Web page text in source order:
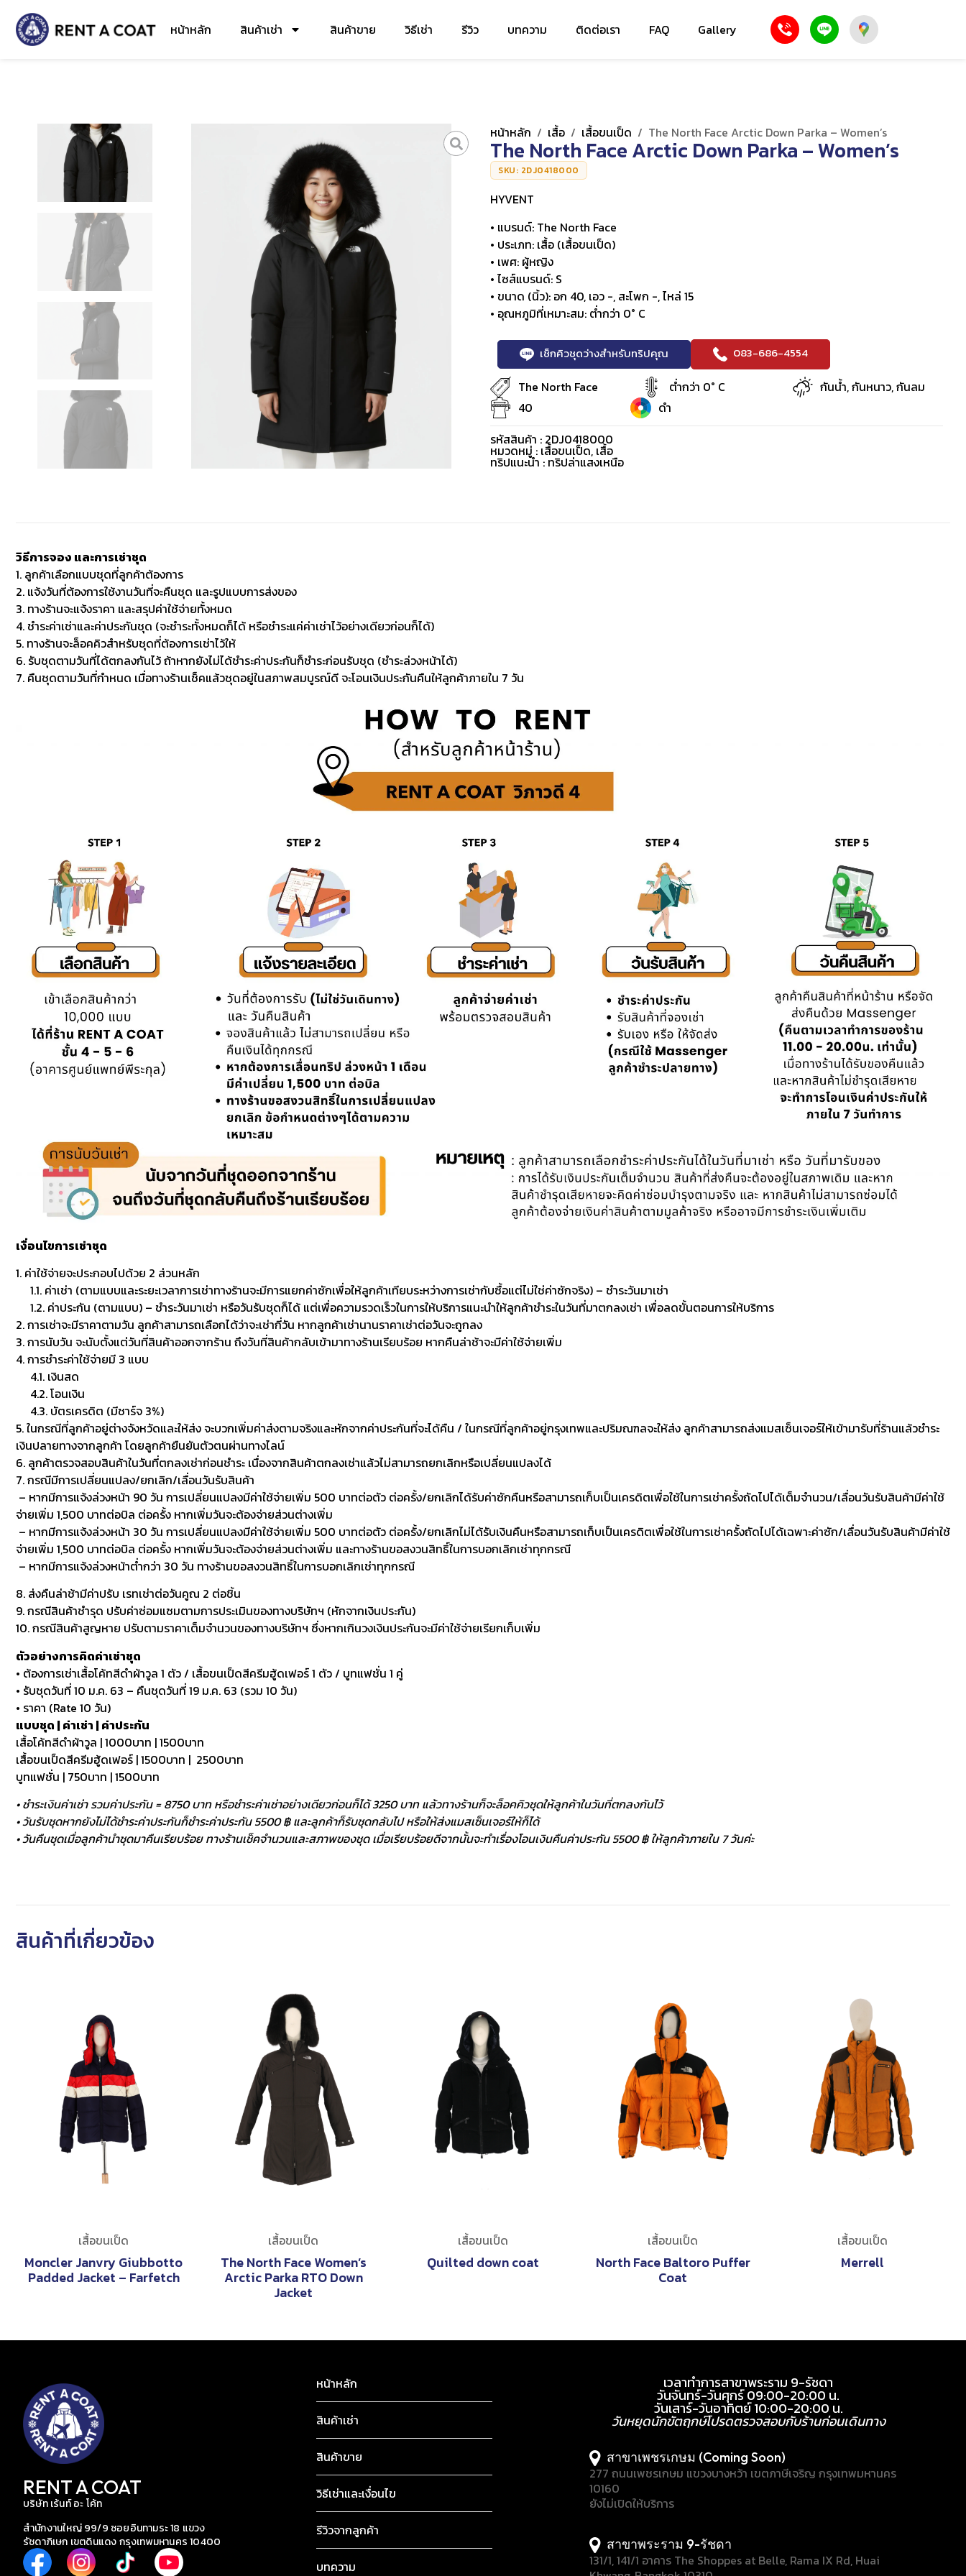
หน้าหลัก สินค้าเช่า สินค้าขาย วิธีเช่า รีวิว บทความ ติดต่อเรา FAQ Gallery
หน้าหลัก / เสื้อ / เสื้อขนเป็ด / The North Face Arctic Down Parka – Women’s
The North Face Arctic Down Parka – Women’s
SKU: 2DJ0418000
HYVENT
• แบรนด์: The North Face
• ประเภท: เสื้อ (เสื้อขนเป็ด)
• เพศ: ผู้หญิง
• ไซส์แบรนด์: S
• ขนาด (นิ้ว): อก 40, เอว -, สะโพก -, ไหล่ 15
• อุณหภูมิที่เหมาะสม: ต่ำกว่า 0° C
เช็กคิวชุดว่างสำหรับทริปคุณ 083-686-4554
The North Face ต่ำกว่า 0° C
กันน้ำ, กันหนาว, กันลม
40
ดำ
รหัสสินค้า : 2DJ0418000
หมวดหมู่ : เสื้อขนเป็ด, เสื้อ
ทริปแนะนำ : ทริปล่าแสงเหนือ
วิธีการจอง และการเช่าชุด
1. ลูกค้าเลือกแบบชุดที่ลูกค้าต้องการ
2. แจ้งวันที่ต้องการใช้งานวันที่จะคืนชุด และรูปแบบการส่งของ
3. ทางร้านจะแจ้งราคา และสรุปค่าใช้จ่ายทั้งหมด
4. ชำระค่าเช่าและค่าประกันชุด (จะชำระทั้งหมดก็ได้ หรือชำระแค่ค่าเช่าไว้อย่างเดียวก่อนก็ได้)
5. ทางร้านจะล็อคคิวสำหรับชุดที่ต้องการเช่าไว้ให้
6. รับชุดตามวันที่ได้ตกลงกันไว้ ถ้าหากยังไม่ได้ชำระค่าประกันก็ชำระก่อนรับชุด (ชำระล่วงหน้าได้)
7. คืนชุดตามวันที่กำหนด เมื่อทางร้านเช็คแล้วชุดอยู่ในสภาพสมบูรณ์ดี จะโอนเงินประกันคืนให้ลูกค้าภายใน 7 วัน
เงื่อนไขการเช่าชุด
1. ค่าใช้จ่ายจะประกอบไปด้วย 2 ส่วนหลัก
1.1. ค่าเช่า (ตามแบบและระยะเวลาการเช่าทางร้านจะมีการแยกค่าซักเพื่อให้ลูกค้าเทียบระหว่างการเช่ากับซื้อแต่ไม่ใช่ค่าซักจริง) – ชำระวันมาเช่า
1.2. ค่าประกัน (ตามแบบ) – ชำระวันมาเช่า หรือวันรับชุดก็ได้ แต่เพื่อความรวดเร็วในการให้บริการแนะนำให้ลูกค้าชำระในวันที่มาตกลงเช่า เพื่อลดขั้นตอนการให้บริการ
2. การเช่าจะมีราคาตามวัน ลูกค้าสามารถเลือกได้ว่าจะเช่ากี่วัน หากลูกค้าเช่านานราคาเช่าต่อวันจะถูกลง
3. การนับวัน จะนับตั้งแต่วันที่สินค้าออกจากร้าน ถึงวันที่สินค้ากลับเข้ามาทางร้านเรียบร้อย หากคืนล่าช้าจะมีค่าใช้จ่ายเพิ่ม
4. การชำระค่าใช้จ่ายมี 3 แบบ
4.1. เงินสด
4.2. โอนเงิน
4.3. บัตรเครดิต (มีชาร์จ 3%)
5. ในกรณีที่ลูกค้าอยู่ต่างจังหวัดและให้ส่ง จะบวกเพิ่มค่าส่งตามจริงและหักจากค่าประกันที่จะได้คืน / ในกรณีที่ลูกค้าอยู่กรุงเทพและปริมณฑลจะให้ส่ง ลูกค้าสามารถส่งแมสเซ็นเจอร์ให้เข้ามารับที่ร้านแล้วชำระ
เงินปลายทางจากลูกค้า โดยลูกค้ายืนยันตัวตนผ่านทางไลน์
6. ลูกค้าตรวจสอบสินค้าในวันที่ตกลงเช่าก่อนชำระ เนื่องจากสินค้าตกลงเช่าแล้วไม่สามารถยกเลิกหรือเปลี่ยนแปลงได้
7. กรณีมีการเปลี่ยนแปลง/ยกเลิก/เลื่อนวันรับสินค้า
– หากมีการแจ้งล่วงหน้า 90 วัน การเปลี่ยนแปลงมีค่าใช้จ่ายเพิ่ม 500 บาทต่อตัว ต่อครั้ง/ยกเลิกได้รับค่าซักคืนหรือสามารถเก็บเป็นเครดิตเพื่อใช้ในการเช่าครั้งถัดไปได้เต็มจำนวน/เลื่อนวันรับสินค้ามีค่าใช้
จ่ายเพิ่ม 1,500 บาทต่อบิล ต่อครั้ง หากเพิ่มวันจะต้องจ่ายส่วนต่างเพิ่ม
– หากมีการแจ้งล่วงหน้า 30 วัน การเปลี่ยนแปลงมีค่าใช้จ่ายเพิ่ม 500 บาทต่อตัว ต่อครั้ง/ยกเลิกไม่ได้รับเงินคืนหรือสามารถเก็บเป็นเครดิตเพื่อใช้ในการเช่าครั้งถัดไปได้เฉพาะค่าซัก/เลื่อนวันรับสินค้ามีค่าใช้
จ่ายเพิ่ม 1,500 บาทต่อบิล ต่อครั้ง หากเพิ่มวันจะต้องจ่ายส่วนต่างเพิ่ม และทางร้านขอสงวนสิทธิ์ในการบอกเลิกเช่าทุกกรณี
– หากมีการแจ้งล่วงหน้าต่ำกว่า 30 วัน ทางร้านขอสงวนสิทธิ์ในการบอกเลิกเช่าทุกกรณี
8. ส่งคืนล่าช้ามีค่าปรับ เรทเช่าต่อวันคูณ 2 ต่อชิ้น
9. กรณีสินค้าชำรุด ปรับค่าซ่อมแซมตามการประเมินของทางบริษัทฯ (หักจากเงินประกัน)
10. กรณีสินค้าสูญหาย ปรับตามราคาเต็มจำนวนของทางบริษัทฯ ซึ่งหากเกินวงเงินประกันจะมีค่าใช้จ่ายเรียกเก็บเพิ่ม
ตัวอย่างการคิดค่าเช่าชุด
• ต้องการเช่าเสื้อโค้ทสีดำผ้าวูล 1 ตัว / เสื้อขนเป็ดสีครีมฮู้ดเฟอร์ 1 ตัว / บูทแฟชั่น 1 คู่
• รับชุดวันที่ 10 ม.ค. 63 – คืนชุดวันที่ 19 ม.ค. 63 (รวม 10 วัน)
• ราคา (Rate 10 วัน)
แบบชุด | ค่าเช่า | ค่าประกัน
เสื้อโค้ทสีดำผ้าวูล | 1000บาท | 1500บาท
เสื้อขนเป็ดสีครีมฮู้ดเฟอร์ | 1500บาท | 2500บาท
บูทแฟชั่น | 750บาท | 1500บาท
• ชำระเงินค่าเช่า รวมค่าประกัน = 8750 บาท หรือชำระค่าเช่าอย่างเดียวก่อนก็ได้ 3250 บาท แล้วทางร้านก็จะล็อคคิวชุดให้ลูกค้าในวันที่ตกลงกันไว้
• วันรับชุดหากยังไม่ได้ชำระค่าประกันก็ชำระค่าประกัน 5500 ฿ และลูกค้าก็รับชุดกลับไป หรือให้ส่งแมสเซ็นเจอร์ให้ก็ได้
• วันคืนชุดเมื่อลูกค้านำชุดมาคืนเรียบร้อย ทางร้านเช็คจำนวนและสภาพของชุด เมื่อเรียบร้อยดีจากนั้นจะทำเรื่องโอนเงินคืนค่าประกัน 5500 ฿ ให้ลูกค้าภายใน 7 วันค่ะ
สินค้าที่เกี่ยวข้อง
เสื้อขนเป็ด
Moncler Janvry Giubbotto
Padded Jacket – Farfetch
เสื้อขนเป็ด
The North Face Women’s
Arctic Parka RTO Down
Jacket
เสื้อขนเป็ด
Quilted down coat
เสื้อขนเป็ด
North Face Baltoro Puffer
Coat
เสื้อขนเป็ด
Merrell
RENT A COAT
บริษัท เร้นท์ อะ โค้ท
สำนักงานใหญ่ 99/9 ซอยอินทามระ 18 แขวง
รัชดาภิเษก เขตดินแดง กรุงเทพมหานคร 10400
หน้าหลัก
สินค้าเช่า
สินค้าขาย
วิธีเช่าและเงื่อนไข
รีวิวจากลูกค้า
บทความ
เวลาทำการสาขาพระราม 9-รัชดา
วันจันทร์-วันศุกร์ 09:00-20:00 น.
วันเสาร์-วันอาทิตย์ 10:00-20:00 น.
วันหยุดนักขัตฤกษ์โปรดตรวจสอบกับร้านก่อนเดินทาง
สาขาเพชรเกษม (Coming Soon)
277 ถนนเพชรเกษม แขวงบางหว้า เขตภาษีเจริญ กรุงเทพมหานคร
10160
ยังไม่เปิดให้บริการ
สาขาพระราม 9-รัชดา
131/1, 141/1 อาคาร The Shoppes at Belle, Rama IX Rd, Huai